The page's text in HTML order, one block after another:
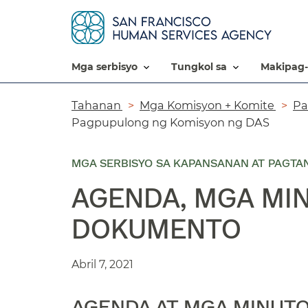
mga serbisyo​​ tungkol sa​​
Breadcrumb​​
Tahanan​​ Mga Komisyon + Komite​​
Pagpupulong ng Komisyon ng DAS​​
MGA SERBISYO SA KAPANSANAN AT
AGENDA, MGA
DOKUMENTO​​
Abril 7, 2021​​